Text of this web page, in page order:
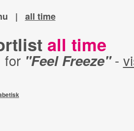
| all time
all time
for "Feel Freeze"-